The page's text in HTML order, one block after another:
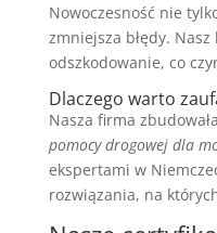
Nowoczesność nie
zmniejsza błędy.
odszkodowanie, co
Dlaczego warto
Nasza firma
pomocy drogowej dla
ekspertami w
rozwiązania, na